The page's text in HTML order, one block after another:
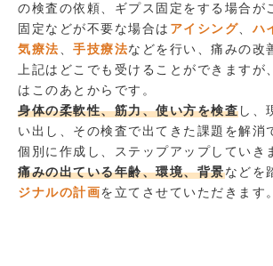
の検査の依頼、ギプス固定をする場合が
固定などが不要な場合は アイシング、ハ
気療法 、 手技療法などを行い、痛みの改
上記はどこでも受けることができますが
はこのあとからです。
身体の柔軟性、筋力、使い方を検査 し、
い出し、その検査で出てきた課題を解消
個別に作成し、ステップアップしていき
痛みの出ている年齢、環境、背景などを
ジナルの計画を立てさせていただきます。